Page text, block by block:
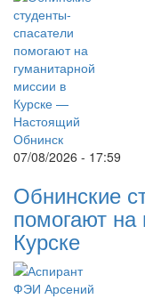
07/08/2026 - 17:59
Обнинские
помогают на
Курске